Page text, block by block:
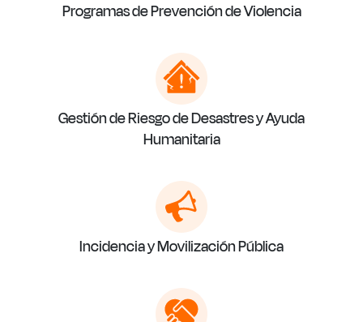
Programas de Prevención de Violencia
Gestión de Riesgo de Desastres y Ayuda
Humanitaria
Incidencia y Movilización Pública